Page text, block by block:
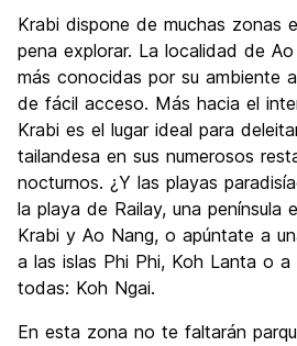
Krabi dispone de muchas zonas
pena explorar. La localidad de
más conocidas por su ambiente
de fácil acceso. Más hacia el
Krabi es el lugar ideal para
tailandesa en sus numerosos
nocturnos. ¿Y las playas
la playa de Railay, una península
Krabi y Ao Nang, o apúntate a
a las islas Phi Phi, Koh Lanta o
todas: Koh Ngai.
En esta zona no te faltarán